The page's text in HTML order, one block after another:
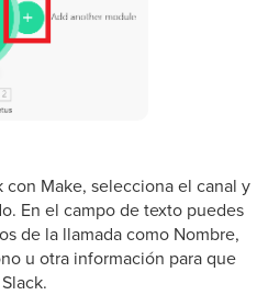
Make, selecciona el canal y
En el campo de texto puedes
de la llamada como Nombre,
u otra información para que